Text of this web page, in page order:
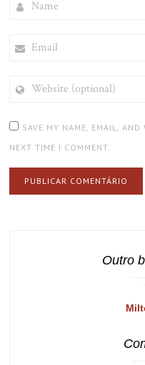
(OPTIONAL)
SAVE MY NAME, EMAIL,
NEXT TIME I COMMENT.
Outro